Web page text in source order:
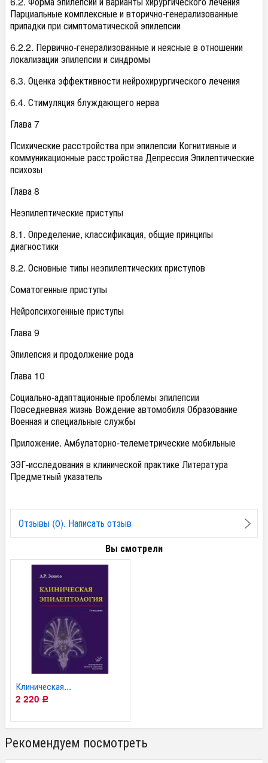
Парциальные комплексные и вторично-генерализованные
припадки при симптоматической эпилепсии
6.2.2. Первично-генерализованные и неясные в отношении
локализации эпилепсии и синдромы
6.3. Оценка эффективности нейрохирургического лечения
6.4. Стимуляция блуждающего нерва
Глава 7
Психические расстройства при эпилепсии Когнитивные и
коммуникационные расстройства Депрессия Эпилептические
психозы
Глава 8
Неэпилептические приступы
8.1. Определение, классификация, общие принципы
диагностики
8.2. Основные типы неэпилептических приступов
Соматогенные приступы
Нейропсихогенные приступы
Глава 9
Эпилепсия и продолжение рода
Глава 10
Социально-адаптационные проблемы эпилепсии
Повседневная жизнь Вождение автомобиля Образование
Военная и специальные службы
Приложение. Амбулаторно-телеметрические мобильные
ЭЭГ-исследования в клинической практике Литература
Предметный указатель
Отзывы (0). Написать отзыв
Вы смотрели
Клиническая...
2 220 Р
Рекомендуем посмотреть